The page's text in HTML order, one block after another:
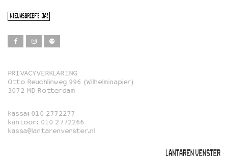
NIEUWSBRIEF? JA!
Film
Familie
Film in English
PRIVACYVERKLARING
Otto Reuchlinweg 996 (Wilhelminapier)
3072 MD Rotterdam
kassa: 010 2772277
kantoor: 010 2772266
kassa@lantarenvenster.nl